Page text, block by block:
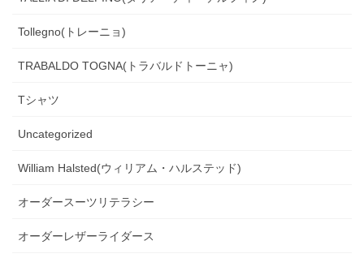
Tollegno(トレーニョ)
TRABALDO TOGNA(トラバルドトーニャ)
Tシャツ
Uncategorized
William Halsted(ウィリアム・ハルステッド)
オーダースーツリテラシー
オーダーレザーライダース